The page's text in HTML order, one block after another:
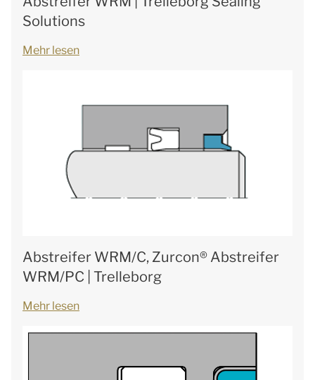
Solutions
Mehr lesen
Abstreifer WRM/C, Zurcon® Abstreifer
WRM/PC | Trelleborg
Mehr lesen